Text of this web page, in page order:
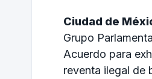
Ciudad de
Grupo
Acuerdo para
reventa ilegal de